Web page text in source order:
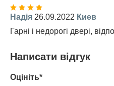
Надія 26.09.2022 Киев
Гарні і недорогі двері,
Написати відгук
Оцініть*